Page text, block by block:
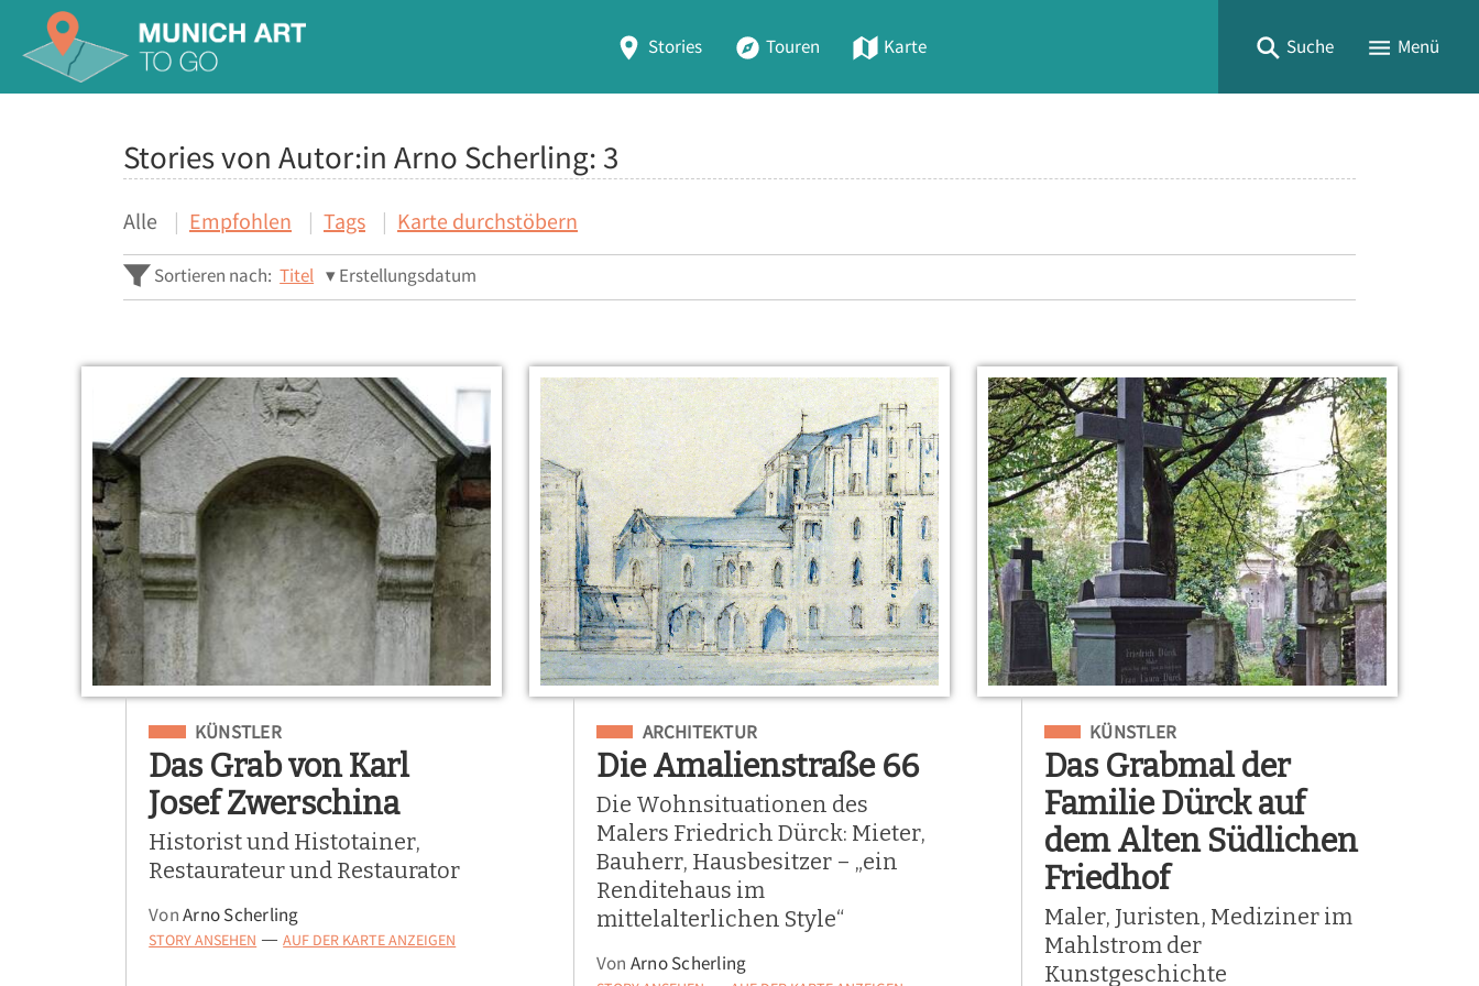
Stories Touren Karte Suche Menü
Stories von Autor:in Arno Scherling: 3
Alle Empfohlen Tags Karte durchstöbern
Sortieren nach: Titel Erstellungsdatum
Eingeordnet unter
KÜNSTLER
Das Grab von Karl
Josef Zwerschina
Historist und Histotainer,
Restaurateur und Restaurator
VonArno Scherling
STORY ANSEHEN — AUF DER KARTE ANZEIGEN
Eingeordnet unter
ARCHITEKTUR
Die Amalienstraße 66
Die Wohnsituationen des
Malers Friedrich Dürck: Mieter,
Bauherr, Hausbesitzer – „ein
Renditehaus im
mittelalterlichen Style“
Von Arno Scherling
Eingeordnet unter
KÜNSTLER
Das Grabmal der
Familie Dürck auf
dem Alten Südlichen
Friedhof
Maler, Juristen, Mediziner im
Mahlstrom der
Kunstgeschichte